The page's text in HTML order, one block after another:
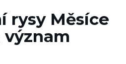
rysy Měsíce
význam